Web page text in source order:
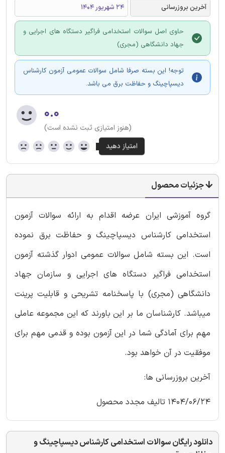
آخرین بروزرسانی
24 شهریور 1404
حاوی اصل سوالات استخدامی فراگیر دستگاه های اجرایی و
جهاد دانشگاهی (مجری)
توجه! این بسته صرفا شامل سوالات عمومی آزمون کارشناس
دیسپاچینگ و حفاظت برق می باشد.
۰.۰
(هنوز امتیازی ثبت نشده است)
جزئیات محصول
گروه آموزشی ایران عرضه اقدام به ارائه سوالات آزمون
استخدامی کارشناس دیسپاچینگ و حفاظت برق نموده
است. این بسته شامل سوالات عمومی ادوار گذشته آزمون
استخدامی فراگیر دستگاه های اجرایی و سازمان جهاد
دانشگاهی (مجری) با پاسخنامه تشریحی و قابلیت پرینت
میباشد. کارشناسان ما بر این باورند که این مجموعه عاملی
مهم برای آمادگی شما در این آزمون بوده و قدمی مهم برای
موفقیت در آن خواهد بود.
آخرین بروزرسانی ها:
1404/06/24 تالیف مجدد محصول
دانلود رایگان سوالات استخدامی کارشناس دیسپاچینگ و